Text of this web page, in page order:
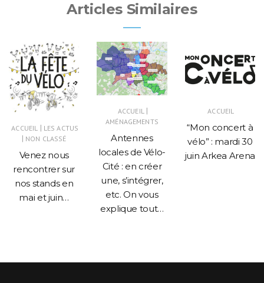
Articles Similaires
ACCUEIL | LES ACTUS
| NON CLASSÉ
Venez nous
rencontrer sur
nos stands en
mai et juin…
ACCUEIL
AMÉNAGEMENTS
Antennes
locales de Vélo-
Cité : en créer
une, s’intégrer,
etc. On vous
explique tout…
ACCUEIL
“Mon concert à
vélo” : mardi 30
juin Arkea Arena